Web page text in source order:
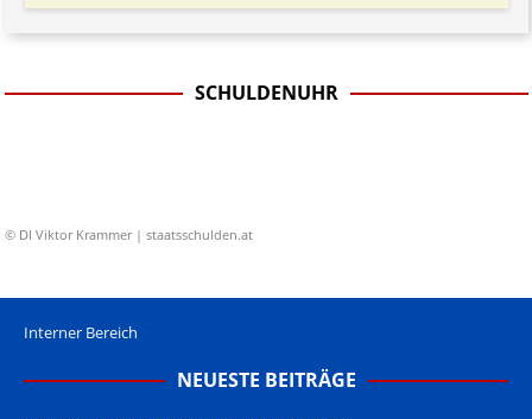
SCHULDENUHR
© DI Viktor Krammer | staatsschulden.at
Interner Bereich
NEUESTE BEITRÄGE